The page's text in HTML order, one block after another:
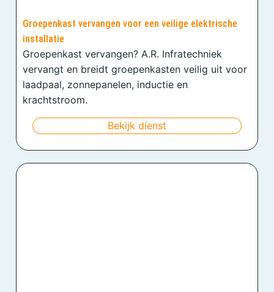
Groepenkast vervangen voor een veilige elektrische
installatie
Groepenkast vervangen? A.R. Infratechniek
vervangt en breidt groepenkasten veilig uit voor
laadpaal, zonnepanelen, inductie en
krachtstroom.
Bekijk dienst